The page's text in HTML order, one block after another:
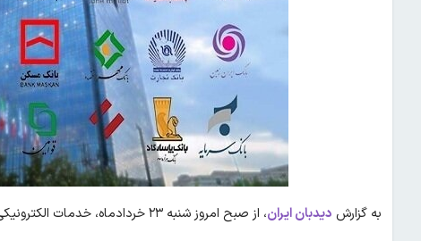
به گزارش دیدبان ایران، از صبح امروز شنبه ۲۳ خردادماه، خدمات الکترونیکی برخی بانک‌های کشور با اختلال مواجه شده است